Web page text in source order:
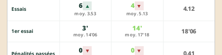
Essais 6 ▲
moy. 3.53
4 ▼
moy. 5.13
4.12
1er essai 3'
moy. 14'06
14'
moy. 17'18 18'06
Pénalités passées 0 ▼ 0 ▼ 0.41